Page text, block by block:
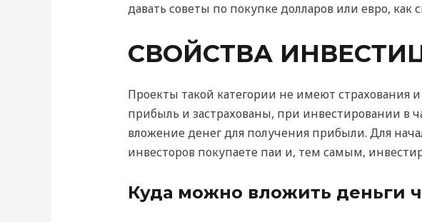
давать советы по покупке долларов или евро,
СВОЙСТВА
Проекты такой категории не имеют страхования
прибыль и застрахованы, при инвестировании в
вложение денег для получения прибыли. Для
инвесторов покупаете паи и, тем самым,
Куда можно вложить деньги